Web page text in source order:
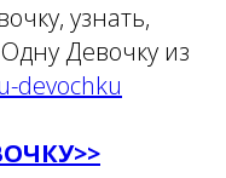
узнать,
Девочку из
devochku